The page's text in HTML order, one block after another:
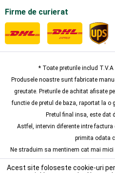
Firme de curierat
* Toate preturile includ T.V.A
Produsele noastre sunt fabricate
greutate. Preturile de achitat afisate
functie de pretul de baza, raportat la o
Pretul final insa, este dat
Astfel, intervin diferente intre
primita odata
Ne straduim sa mentinem cat mai
Acest site foloseste cookie-uri